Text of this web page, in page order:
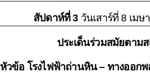
สัปดาห์ที่ 3 วันเสาร์ที่ 8 เมษ
ประเด็นร่วมสมัยตาม
หัวข้อ โรงไฟฟ้าถ่านหิน – ทางออก